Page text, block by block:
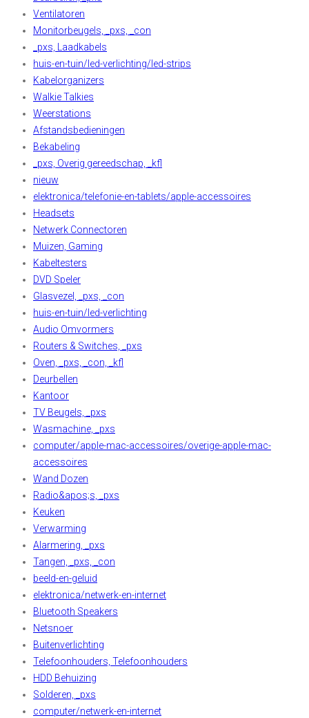
Ventilatoren
Monitorbeugels, _pxs, _con
_pxs, Laadkabels
huis-en-tuin/led-verlichting/led-strips
Kabelorganizers
Walkie Talkies
Weerstations
Afstandsbedieningen
Bekabeling
_pxs, Overig gereedschap, _kfl
nieuw
elektronica/telefonie-en-tablets/apple-accessoires
Headsets
Netwerk Connectoren
Muizen, Gaming
Kabeltesters
DVD Speler
Glasvezel, _pxs, _con
huis-en-tuin/led-verlichting
Audio Omvormers
Routers & Switches, _pxs
Oven, _pxs, _con, _kfl
Deurbellen
Kantoor
TV Beugels, _pxs
Wasmachine, _pxs
computer/apple-mac-accessoires/overige-apple-mac-
accessoires
Wand Dozen
Radio&apos;s, _pxs
Keuken
Verwarming
Alarmering, _pxs
Tangen, _pxs, _con
beeld-en-geluid
elektronica/netwerk-en-internet
Bluetooth Speakers
Netsnoer
Buitenverlichting
Telefoonhouders, Telefoonhouders
HDD Behuizing
Solderen, _pxs
computer/netwerk-en-internet